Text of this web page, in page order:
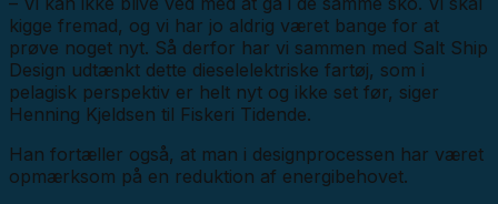
kigge fremad, og vi har jo aldrig været bange for at
prøve noget nyt. Så derfor har vi sammen med Salt Ship
Design udtænkt dette dieselelektriske fartøj, som i
pelagisk perspektiv er helt nyt og ikke set før, siger
Henning Kjeldsen til Fiskeri Tidende.
Han fortæller også, at man i designprocessen har været
opmærksom på en reduktion af energibehovet.